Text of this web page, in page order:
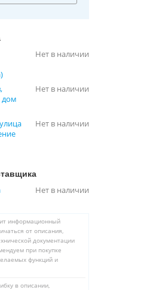
Нет в наличии
дом
Нет в наличии
Нет в наличии
Нет в наличии
информационный
от описания,
документации
при покупке
функций и
в описании,